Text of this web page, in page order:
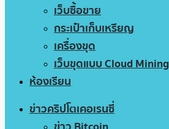
เว็บซื้อขาย
กระเป๋าเก็บเหรียญ
เครื่องขุด
เว็บขุดแบบ Cloud Mining
ห้องเรียน
ข่าวคริปโตเคอเรนซี่